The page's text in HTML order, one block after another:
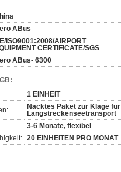
ABus
ISO9001:2008/AIRPORT
CERTIFICATE/SGS
ABus- 6300
1 EINHEIT
Nacktes Paket zur Klage für
Langstreckenseetransport
3-6 Monate, flexibel
20 EINHEITEN PRO MONAT